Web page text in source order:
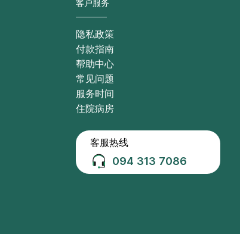
客户服务
隐私政策
付款指南
帮助中心
常见问题
服务时间
住院病房
客服热线
094 313 7086